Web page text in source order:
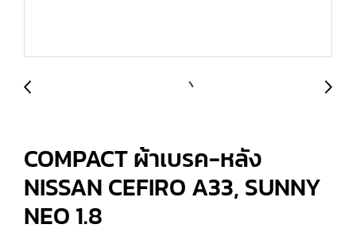
COMPACT ผ้าเบรค-หลัง
NISSAN CEFIRO A33, SUNNY
NEO 1.8